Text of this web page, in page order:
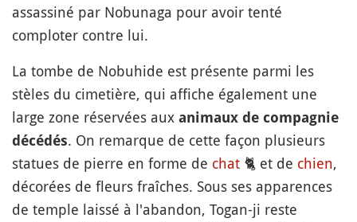
assassiné par Nobunaga pour avoir tenté
comploter contre lui.
La tombe de Nobuhide est présente parmi les
stèles du cimetière, qui affiche également une
large zone réservées aux animaux de compagnie
décédés. On remarque de cette façon plusieurs
statues de pierre en forme de chat 🐈 et de chien,
décorées de fleurs fraîches. Sous ses apparences
de temple laissé à l'abandon, Togan-ji reste